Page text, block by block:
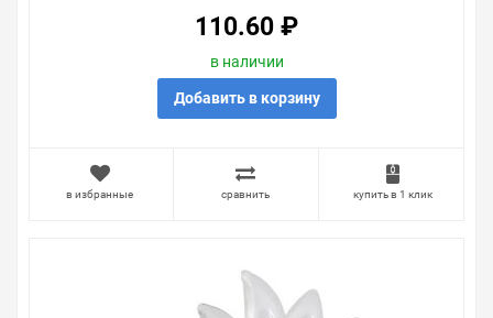
110.60 ₽
в наличии
Добавить в корзину
в избранные сравнить купить в 1 клик